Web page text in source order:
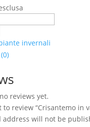
invernali
reviews yet.
to review “Crisantemo in
address will not be